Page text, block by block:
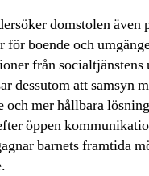
domstolen även
för boende och
från socialtjänstens
dessutom att samsyn
och mer hållbara
öppen
barnets framtida